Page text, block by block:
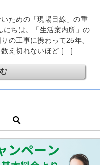
ための「現場目線」の重
にちは。「生活案内所」の
の工事に携わって25年、
数え切れないほど […]